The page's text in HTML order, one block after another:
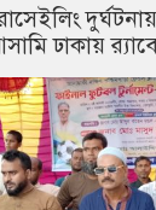
ঢাকায়